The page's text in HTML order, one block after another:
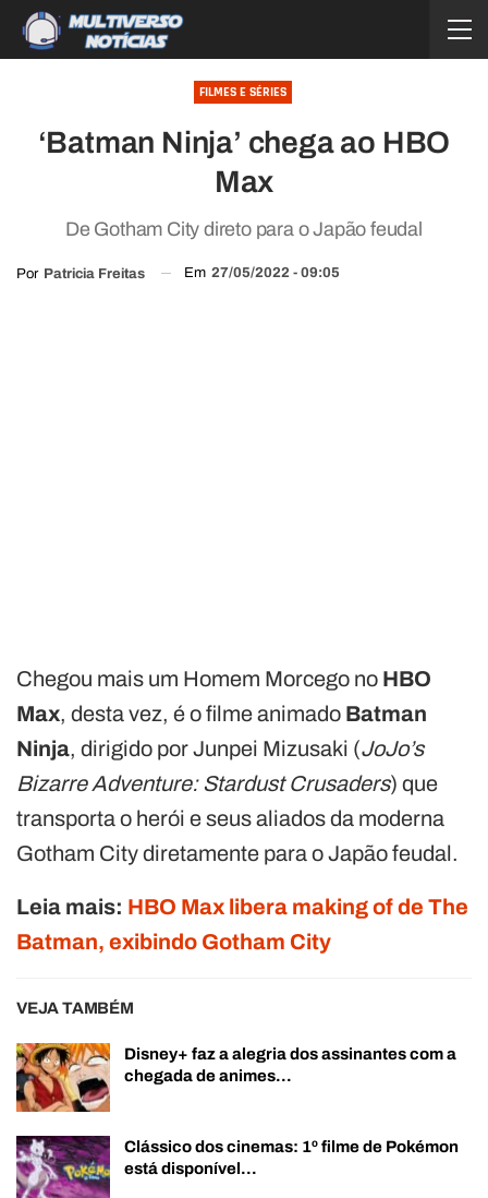
FILMES E SÉRIES
‘Batman Ninja’ chega ao HBO
Max
De Gotham City direto para o Japão feudal
Por Patricia Freitas Em 27/05/2022 - 09:05
Chegou mais um Homem Morcego no HBO
Max, desta vez, é o filme animado Batman
Ninja, dirigido por Junpei Mizusaki (JoJo’s
Bizarre Adventure: Stardust Crusaders) que
transporta o herói e seus aliados da moderna
Gotham City diretamente para o Japão feudal.
Leia mais: HBO Max libera making of de The
Batman, exibindo Gotham City
VEJA TAMBÉM
Disney+ faz a alegria dos assinantes com a
chegada de animes…
Clássico dos cinemas: 1º filme de Pokémon
está disponível…